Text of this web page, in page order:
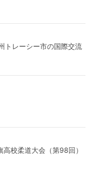
トレーシー市の国際交流
高校柔道大会（第98回）